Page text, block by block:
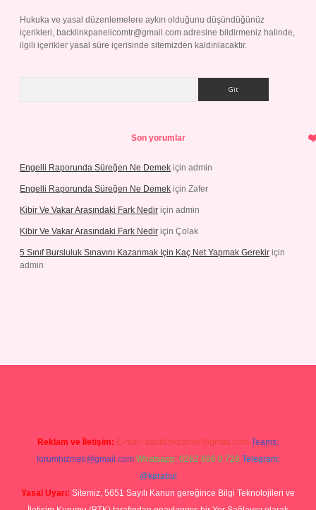
Hukuka ve yasal düzenlemelere aykırı olduğunu düşündüğünüz
içerikleri, backlinkpanelicomtr@gmail.com adresine bildirmeniz halinde,
ilgili içerikler yasal süre içerisinde sitemizden kaldırılacaktır.
Son yorumlar
Engelli Raporunda Süreğen Ne Demek için admin
Engelli Raporunda Süreğen Ne Demek için Zafer
Kibir Ve Vakar Arasındaki Fark Nedir için admin
Kibir Ve Vakar Arasındaki Fark Nedir için Çolak
5 Sınıf Bursluluk Sınavını Kazanmak Için Kaç Net Yapmak Gerekir için
admin
Reklam ve İletişim: E-mail: backlinkpaneli@gmail.com Teams:
forumhizmeti@gmail.com Whatsapp: 0262 606 0 726 Telegram:
@karabul
Yasal Uyarı: Sitemiz, 5651 Sayılı Kanun gereğince Bilgi Teknolojileri ve